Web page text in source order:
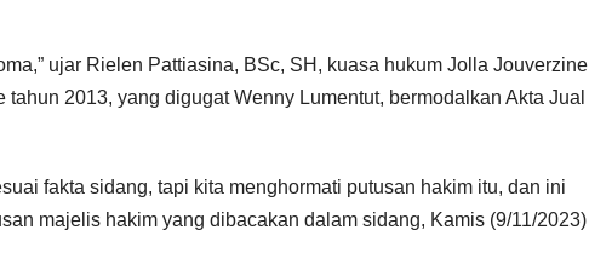
ujar Rielen Pattiasina, BSc, SH, kuasa hukum Jolla Jouverzine
2013, yang digugat Wenny Lumentut, bermodalkan Akta Jual
fakta sidang, tapi kita menghormati putusan hakim itu, dan ini
majelis hakim yang dibacakan dalam sidang, Kamis (9/11/2023)